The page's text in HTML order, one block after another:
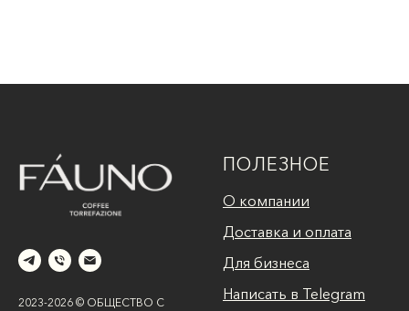
2023-2026 © ОБЩЕСТВО С
ПОЛЕЗНОЕ
О компании
Доставка и оплата
Для бизнеса
Написать в Telegram